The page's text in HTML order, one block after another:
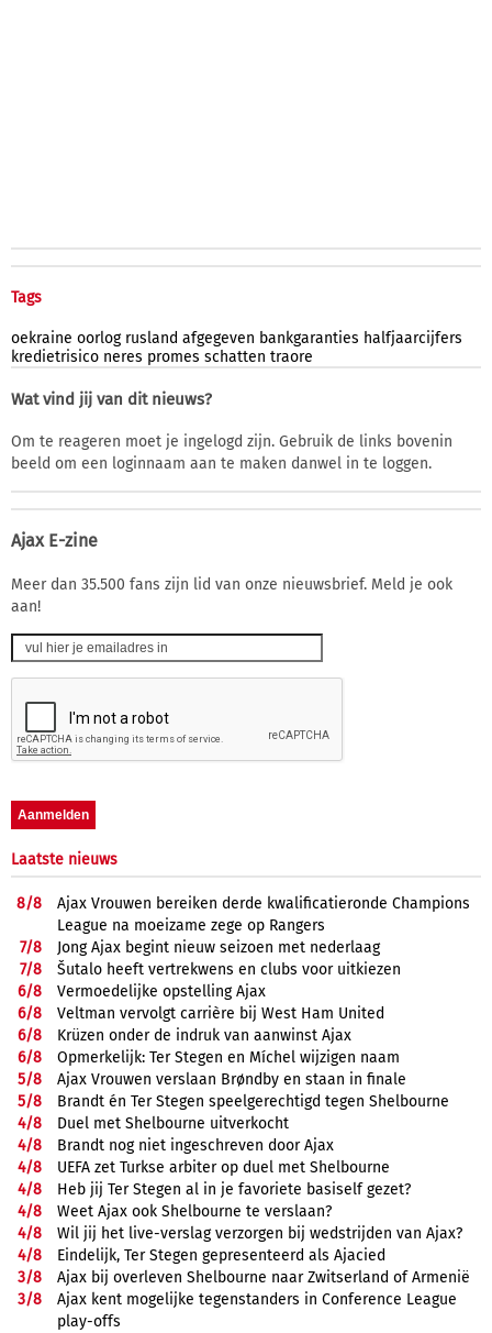
Tags
oekraine oorlog rusland afgegeven bankgaranties halfjaarcijfers
kredietrisico neres promes schatten traore
Wat vind jij van dit nieuws?
Om te reageren moet je ingelogd zijn. Gebruik de links bovenin
beeld om een loginnaam aan te maken danwel in te loggen.
Ajax E-zine
Meer dan 35.500 fans zijn lid van onze nieuwsbrief. Meld je ook
aan!
Laatste nieuws
8/8
Ajax Vrouwen bereiken derde kwalificatieronde Champions
League na moeizame zege op Rangers
7/8
Jong Ajax begint nieuw seizoen met nederlaag
7/8
Šutalo heeft vertrekwens en clubs voor uitkiezen
6/8
Vermoedelijke opstelling Ajax
6/8
Veltman vervolgt carrière bij West Ham United
6/8
Krüzen onder de indruk van aanwinst Ajax
6/8
Opmerkelijk: Ter Stegen en Míchel wijzigen naam
5/8
Ajax Vrouwen verslaan Brøndby en staan in finale
5/8
Brandt én Ter Stegen speelgerechtigd tegen Shelbourne
4/8
Duel met Shelbourne uitverkocht
4/8
Brandt nog niet ingeschreven door Ajax
4/8
UEFA zet Turkse arbiter op duel met Shelbourne
4/8
Heb jij Ter Stegen al in je favoriete basiself gezet?
4/8
Weet Ajax ook Shelbourne te verslaan?
4/8
Wil jij het live-verslag verzorgen bij wedstrijden van Ajax?
4/8
Eindelijk, Ter Stegen gepresenteerd als Ajacied
3/8
Ajax bij overleven Shelbourne naar Zwitserland of Armenië
3/8
Ajax kent mogelijke tegenstanders in Conference League
play-offs